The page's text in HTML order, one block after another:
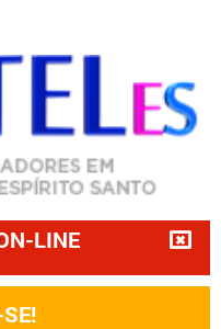
LINE